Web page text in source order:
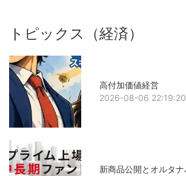
トピックス（経済）
高付加価値経営
2026-08-06 22:19:20
新商品公開とオルタナ